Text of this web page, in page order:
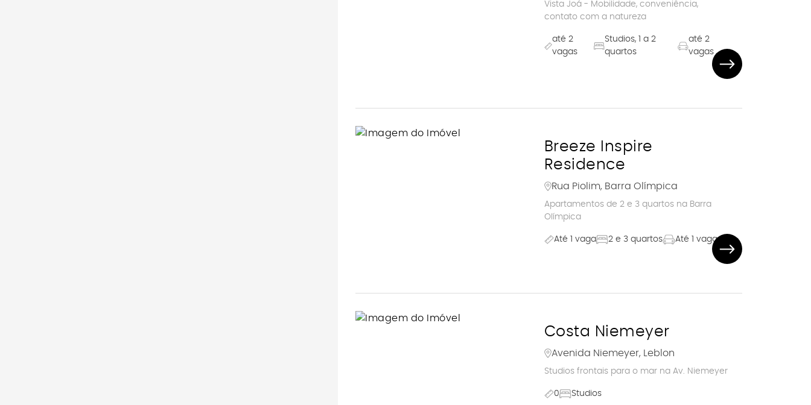
Vista Joá - Mobilidade, conveniência,
contato com a natureza
até 2
vagas
Studios, 1 a 2
quartos
até 2
vagas
Breeze Inspire
Residence
Rua Piolim, Barra Olímpica
Apartamentos de 2 e 3 quartos na Barra
Olímpica
Até 1 vaga 2 e 3 quartos Até 1 vaga
Costa Niemeyer
Avenida Niemeyer, Leblon
Studios frontais para o mar na Av. Niemeyer
0 Studios